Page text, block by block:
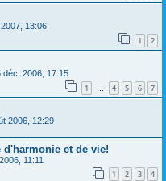
13:06
1 2
déc. 2006, 17:15
1 … 4 5 6 7
2006, 12:29
et de vie!
11:11
1 2 3 4